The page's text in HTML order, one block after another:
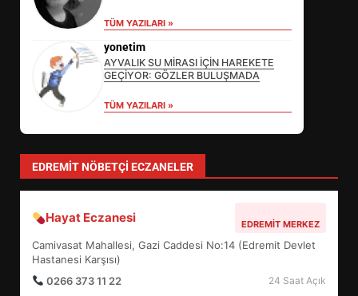
TÜM YAZILARI »
yonetim
AYVALIK SU MİRASI İÇİN HAREKETE
GEÇİYOR: GÖZLER BULUŞMADA
TÜM YAZILARI »
EDREMIT NÖBETÇI ECZANELER
Hayat Eczanesi EDREMIT MERKEZ
Camivasat Mahallesi, Gazi Caddesi No:14 (Edremit Devlet
Hastanesi Karşısı)
0266 373 11 22
24 Saat Açık
3
4
BALIKESİR MÜZELERİNDE SÜRE
UZATILDI: NE DEĞİŞTİ?